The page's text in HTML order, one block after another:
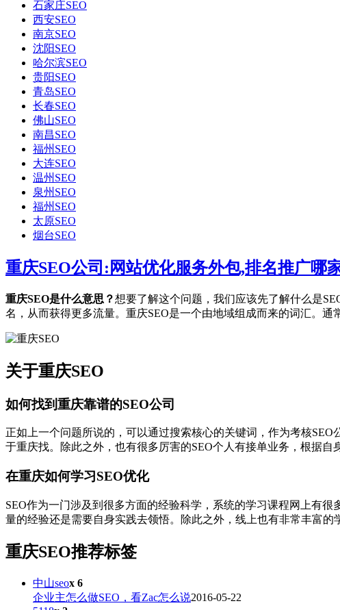
石家庄SEO
西安SEO
南京SEO
沈阳SEO
哈尔滨SEO
贵阳SEO
青岛SEO
长春SEO
佛山SEO
南昌SEO
福州SEO
大连SEO
温州SEO
泉州SEO
福州SEO
太原SEO
烟台SEO
重庆SEO公司:网站优化服务外包,排名推广哪
重庆SEO是什么意思？想要了解这个问题，我们应该先了解什么是
名，从而获得更多流量。重庆SEO是一个由地域组成而来的词汇。
关于重庆SEO
如何找到重庆靠谱的SEO公司
正如上一个问题所说的，可以通过搜索核心的关键词，作为考核
于重庆找。除此之外，也有很多厉害的SEO个人有接单业务，根据自
在重庆如何学习SEO优化
SEO作为一门涉及到很多方面的经验科学，系统的学习课程网上有
量的经验还是需要自身实践去领悟。除此之外，线上也有非常丰富
重庆SEO推荐标签
中山seox 6
企业主怎么做SEO，看Zac怎么说2016-05-22